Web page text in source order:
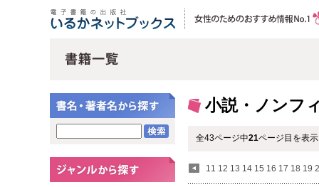
小説・ノンフ
全43ページ中21ページ目を表
11 12 13 14 15 16 17 18 19